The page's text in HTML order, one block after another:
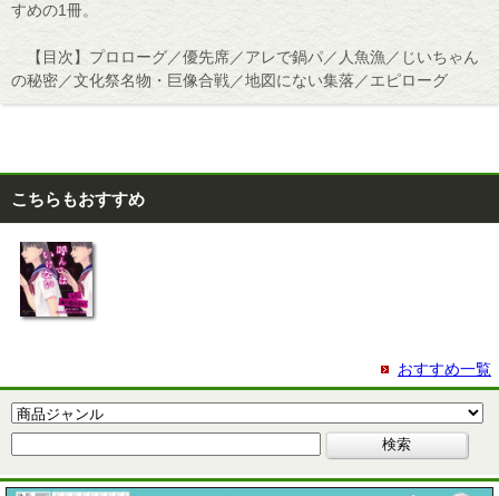
すめの1冊。
【目次】プロローグ／優先席／アレで鍋パ／人魚漁／じいちゃん
の秘密／文化祭名物・巨像合戦／地図にない集落／エピローグ
こちらもおすすめ
おすすめ一覧